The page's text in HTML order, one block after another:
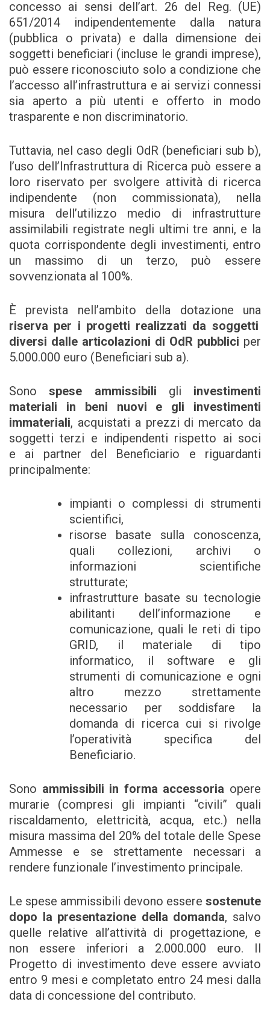
concesso ai sensi dell’art. 26 del Reg. (UE)
651/2014 indipendentemente dalla natura
(pubblica o privata) e dalla dimensione dei
soggetti beneficiari (incluse le grandi imprese),
può essere riconosciuto solo a condizione che
l’accesso all’infrastruttura e ai servizi connessi
sia aperto a più utenti e offerto in modo
trasparente e non discriminatorio.
Tuttavia, nel caso degli OdR (beneficiari sub b),
l’uso dell’Infrastruttura di Ricerca può essere a
loro riservato per svolgere attività di ricerca
indipendente (non commissionata), nella
misura dell’utilizzo medio di infrastrutture
assimilabili registrate negli ultimi tre anni, e la
quota corrispondente degli investimenti, entro
un massimo di un terzo, può essere
sovvenzionata al 100%.
È prevista nell’ambito della dotazione una
riserva per i progetti realizzati da soggetti
diversi dalle articolazioni di OdR pubblici per
5.000.000 euro (Beneficiari sub a).
Sonospese ammissibili gli investimenti
materiali in beni nuovi e gli investimenti
immateriali, acquistati a prezzi di mercato da
soggetti terzi e indipendenti rispetto ai soci
e ai partner del Beneficiario e riguardanti
principalmente:
impianti o complessi di strumenti
scientifici,
risorse basate sulla conoscenza,
quali collezioni, archivi o
informazioni scientifiche
strutturate;
infrastrutture basate su tecnologie
abilitanti dell’informazione e
comunicazione, quali le reti di tipo
GRID, il materiale di tipo
informatico, il software e gli
strumenti di comunicazione e ogni
altro mezzo strettamente
necessario per soddisfare la
domanda di ricerca cui si rivolge
l’operatività specifica del
Beneficiario.
Sono ammissibili in forma accessoria opere
murarie (compresi gli impianti “civili” quali
riscaldamento, elettricità, acqua, etc.) nella
misura massima del 20% del totale delle Spese
Ammesse e se strettamente necessari a
rendere funzionale l’investimento principale.
Le spese ammissibili devono essere sostenute
dopo la presentazione della domanda, salvo
quelle relative all’attività di progettazione, e
non essere inferiori a 2.000.000 euro. Il
Progetto di investimento deve essere avviato
entro 9 mesi e completato entro 24 mesi dalla
data di concessione del contributo.